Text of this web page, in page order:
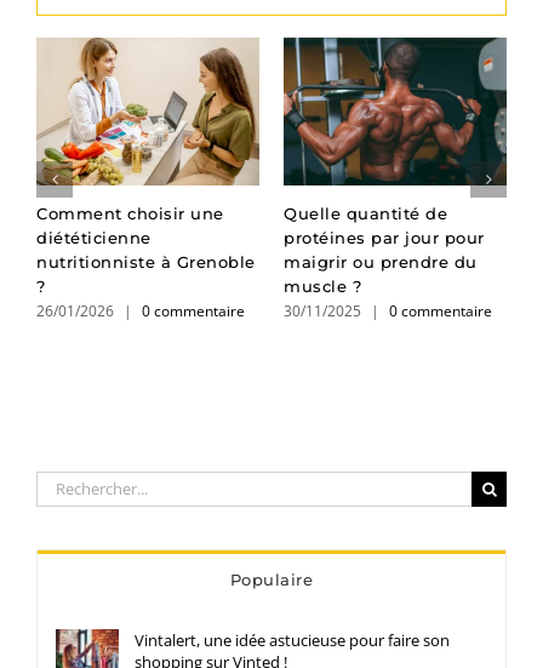
Comment choisir une
diététicienne
nutritionniste à Grenoble
?
26/01/2026 | 0 commentaire
Quelle quantité de
protéines par jour pour
maigrir ou prendre du
muscle ?
30/11/2025 | 0 commentaire
Rechercher:
Populaire
Vintalert, une idée astucieuse pour faire son
shopping sur Vinted !